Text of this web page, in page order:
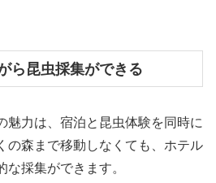
ら昆虫採集ができる
魅力は、宿泊と昆虫体験を同時に
の森まで移動しなくても、ホテル
な採集ができます。